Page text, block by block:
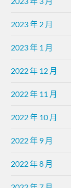
2023 年 2 月
2023 年 1 月
2022 年 12 月
2022 年 11 月
2022 年 10 月
2022 年 9 月
2022 年 8 月